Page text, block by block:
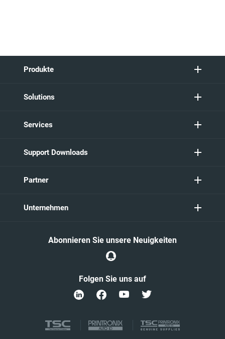
Produkte
Solutions
Services
Support Downloads
Partner
Unternehmen
Folgen Sie uns auf
Abonnieren Sie unsere Neuigkeiten